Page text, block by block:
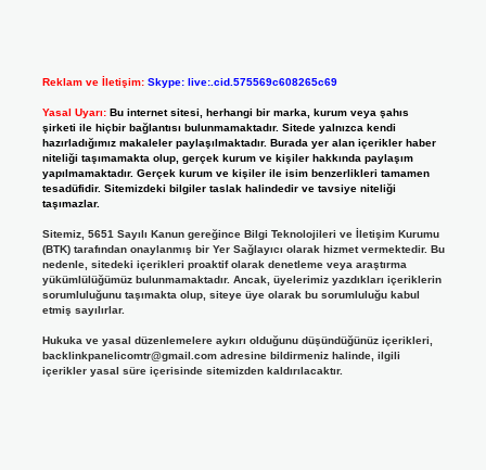
Reklam ve İletişim: Skype: live:.cid.575569c608265c69
Yasal Uyarı: Bu internet sitesi, herhangi bir marka, kurum veya şahıs
şirketi ile hiçbir bağlantısı bulunmamaktadır. Sitede yalnızca kendi
hazırladığımız makaleler paylaşılmaktadır. Burada yer alan içerikler haber
niteliği taşımamakta olup, gerçek kurum ve kişiler hakkında paylaşım
yapılmamaktadır. Gerçek kurum ve kişiler ile isim benzerlikleri tamamen
tesadüfidir. Sitemizdeki bilgiler taslak halindedir ve tavsiye niteliği
taşımazlar.
Sitemiz, 5651 Sayılı Kanun gereğince Bilgi Teknolojileri ve İletişim Kurumu
(BTK) tarafından onaylanmış bir Yer Sağlayıcı olarak hizmet vermektedir. Bu
nedenle, sitedeki içerikleri proaktif olarak denetleme veya araştırma
yükümlülüğümüz bulunmamaktadır. Ancak, üyelerimiz yazdıkları içeriklerin
sorumluluğunu taşımakta olup, siteye üye olarak bu sorumluluğu kabul
etmiş sayılırlar.
Hukuka ve yasal düzenlemelere aykırı olduğunu düşündüğünüz içerikleri,
backlinkpanelicomtr@gmail.comadresine bildirmeniz halinde, ilgili
içerikler yasal süre içerisinde sitemizden kaldırılacaktır.